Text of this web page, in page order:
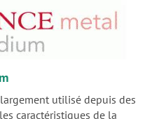
utilisé depuis des
caractéristiques de la